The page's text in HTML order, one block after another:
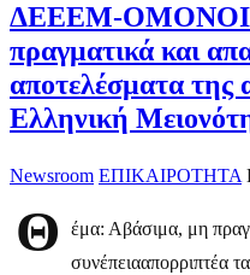
​ΔΕΕΕΜ-
πραγματικά και
αποτελέσματα της
Ελληνική
Newsroom ΕΠΙΚΑΙΡΟΤΗΤΑ
Θ
έμα: Αβάσιμα, μη
συνέπειααπορριπτέα